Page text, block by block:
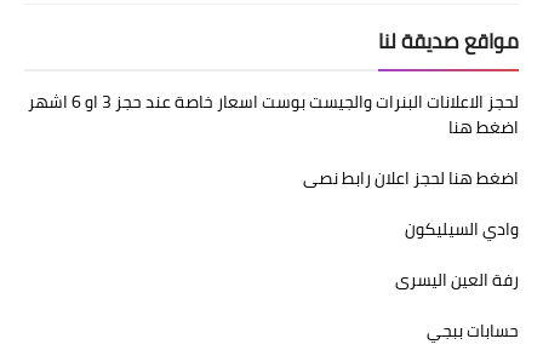
مواقع صديقة لنا
لحجز الاعلانات البنرات والجيست بوست اسعار خاصة عند حجز 3 او 6 اشهر
اضغط هنا
اضغط هنا لحجز اعلان رابط نصى
وادي السيليكون
رفة العين اليسرى
حسابات ببجي